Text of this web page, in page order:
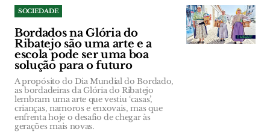
SOCIEDADE
Bordados na Glória do
Ribatejo são uma arte e a
escola pode ser uma boa
solução para o futuro
A propósito do Dia Mundial do Bordado,
as bordadeiras da Glória do Ribatejo
lembram uma arte que vestiu ‘casas’,
crianças, namoros e enxovais, mas que
enfrenta hoje o desafio de chegar às
gerações mais novas.